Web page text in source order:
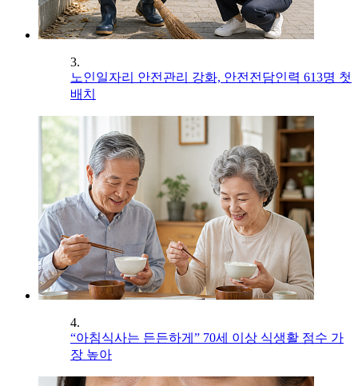
3.
노인일자리 안전관리 강화, 안전전담인력 613명 첫
배치
4.
“아침식사는 든든하게” 70세 이상 식생활 점수 가
장 높아